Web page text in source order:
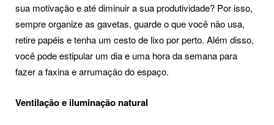
sua motivação e até diminuir a sua produtividade? Por isso,
sempre organize as gavetas, guarde o que você não usa,
retire papéis e tenha um cesto de lixo por perto. Além disso,
você pode estipular um dia e uma hora da semana para
fazer a faxina e arrumação do espaço.
Ventilação e iluminação natural